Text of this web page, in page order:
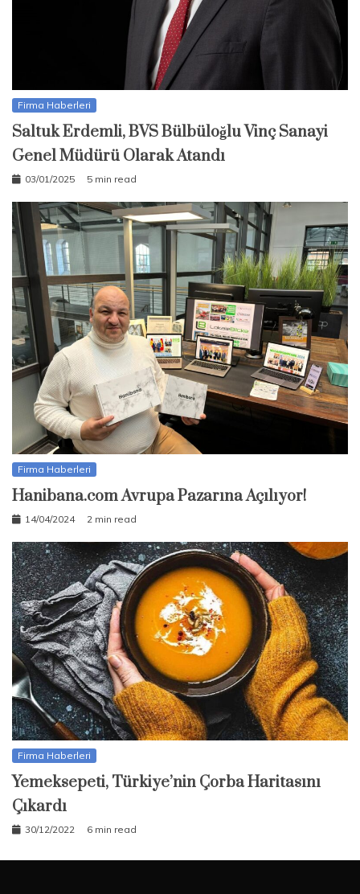
Firma Haberleri
Saltuk Erdemli, BVS Bülbüloğlu Vinç Sanayi
Genel Müdürü Olarak Atandı
03/01/2025 5 min read
Firma Haberleri
Hanibana.com Avrupa Pazarına Açılıyor!
14/04/2024 2 min read
Firma Haberleri
Yemeksepeti, Türkiye’nin Çorba Haritasını
Çıkardı
30/12/2022 6 min read